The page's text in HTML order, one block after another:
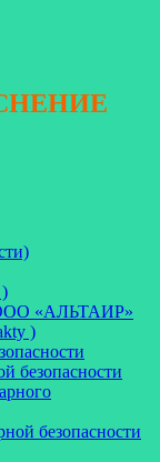
«АЛЬТАИР»
)
безопасности
безопасности